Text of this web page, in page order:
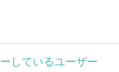
しているユーザー